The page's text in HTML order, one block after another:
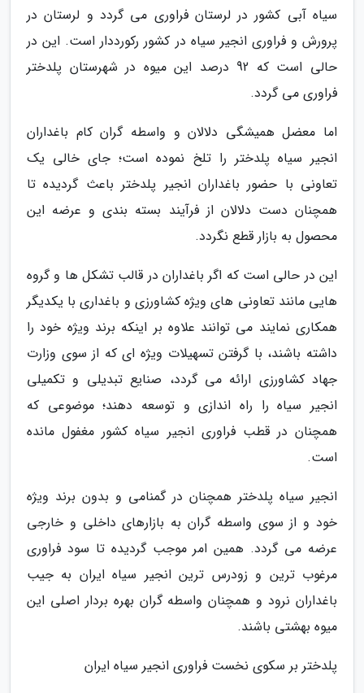
سیاه آبی کشور در لرستان فراوری می گردد و لرستان در
پرورش و فراوری انجیر سیاه در کشور رکورددار است. این در
حالی است که 92 درصد این میوه در شهرستان پلدختر
فراوری می گردد.
اما معضل همیشگی دلالان و واسطه گران کام باغداران
انجیر سیاه پلدختر را تلخ نموده است؛ جای خالی یک
تعاونی با حضور باغداران انجیر پلدختر باعث گردیده تا
همچنان دست دلالان از فرآیند بسته بندی و عرضه این
محصول به بازار قطع نگردد.
این در حالی است که اگر باغداران در قالب تشکل ها و گروه
هایی مانند تعاونی های ویژه کشاورزی و باغداری با یکدیگر
همکاری نمایند می توانند علاوه بر اینکه برند ویژه خود را
داشته باشند، با گرفتن تسهیلات ویژه ای که از سوی وزارت
جهاد کشاورزی ارائه می گردد، صنایع تبدیلی و تکمیلی
انجیر سیاه را راه اندازی و توسعه دهند؛ موضوعی که
همچنان در قطب فراوری انجیر سیاه کشور مغفول مانده
است.
انجیر سیاه پلدختر همچنان در گمنامی و بدون برند ویژه
خود و از سوی واسطه گران به بازارهای داخلی و خارجی
عرضه می گردد. همین امر موجب گردیده تا سود فراوری
مرغوب ترین و زودرس ترین انجیر سیاه ایران به جیب
باغداران نرود و همچنان واسطه گران بهره بردار اصلی این
میوه بهشتی باشند.
پلدختر بر سکوی نخست فراوری انجیر سیاه ایران